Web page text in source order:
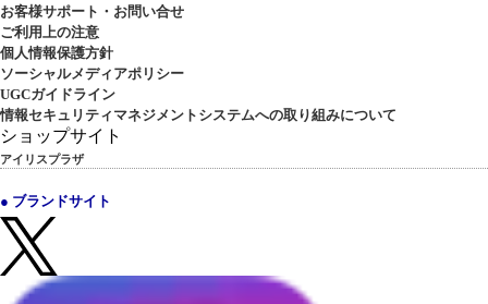
お客様サポート・お問い合せ
ご利用上の注意
個人情報保護方針
ソーシャルメディアポリシー
UGCガイドライン
情報セキュリティマネジメントシステムへの取り組みについて
ショップサイト
アイリスプラザ
● ブランドサイト